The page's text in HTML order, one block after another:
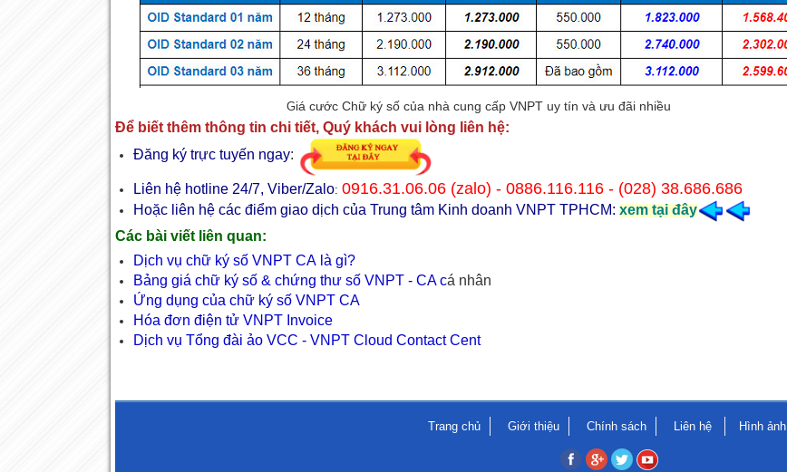
Giá cước Chữ ký số của nhà cung cấp VNPT uy tín và ưu đãi nhiều
Để biết thêm thông tin chi tiết, Quý khách vui lòng liên hệ:
Đăng ký trực tuyến ngay:
Liên hệ hotline 24/7, Viber/Zalo: 0916.31.06.06 (zalo) - 0886.116.116 - (028) 38.686.686
Hoặc liên hệ các điểm giao dịch của Trung tâm Kinh doanh VNPT TPHCM: xem tại đây
Các bài viết liên quan:
Dịch vụ chữ ký số VNPT CA là gì?
Bảng giá chữ ký số & chứng thư số VNPT - CA cá nhân
Ứng dụng của chữ ký số VNPT CA
Hóa đơn điện tử VNPT Invoice
Dịch vụ Tổng đài ảo VCC - VNPT Cloud Contact Cent
Trang chủ Giới thiệu Chính sách Liên hệ Hình ảnh